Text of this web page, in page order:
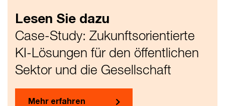
Lesen Sie dazu
Case-Study: Zukunftsorientierte
KI-Lösungen für den öffentlichen
Sektor und die Gesellschaft
Mehr erfahren